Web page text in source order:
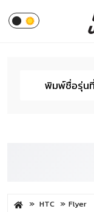
HTC Flyer